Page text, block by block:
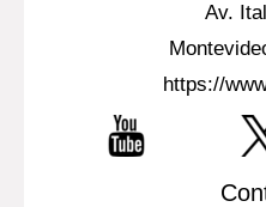
Av.
https://